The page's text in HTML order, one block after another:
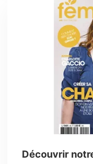
Découvrir